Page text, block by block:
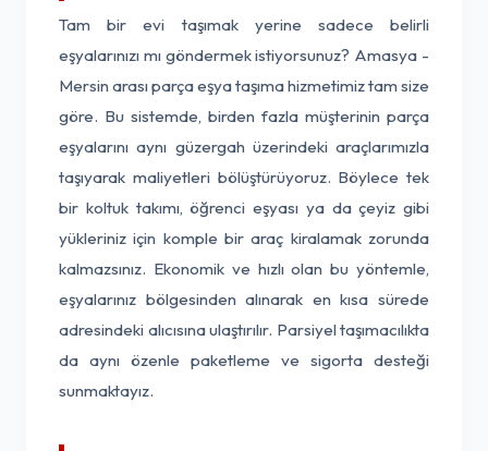
Tam bir evi taşımak yerine sadece belirli
eşyalarınızı mı göndermek istiyorsunuz? Amasya -
Mersin arası parça eşya taşıma hizmetimiz tam size
göre. Bu sistemde, birden fazla müşterinin parça
eşyalarını aynı güzergah üzerindeki araçlarımızla
taşıyarak maliyetleri bölüştürüyoruz. Böylece tek
bir koltuk takımı, öğrenci eşyası ya da çeyiz gibi
yükleriniz için komple bir araç kiralamak zorunda
kalmazsınız. Ekonomik ve hızlı olan bu yöntemle,
eşyalarınız bölgesinden alınarak en kısa sürede
adresindeki alıcısına ulaştırılır. Parsiyel taşımacılıkta
da aynı özenle paketleme ve sigorta desteği
sunmaktayız.